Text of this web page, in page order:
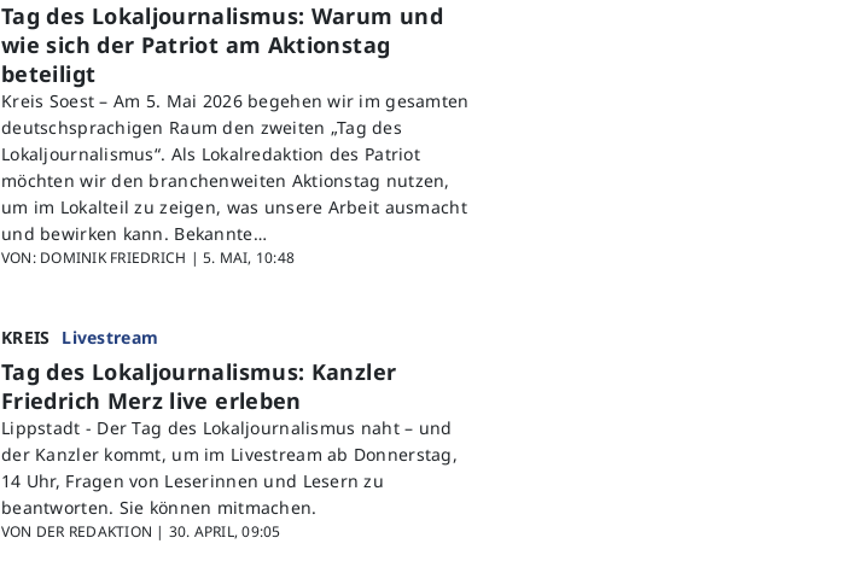
Tag des Lokaljournalismus: Warum und
wie sich der Patriot am Aktionstag
beteiligt
Kreis Soest – Am 5. Mai 2026 begehen wir im gesamten
deutschsprachigen Raum den zweiten „Tag des
Lokaljournalismus“. Als Lokalredaktion des Patriot
möchten wir den branchenweiten Aktionstag nutzen,
um im Lokalteil zu zeigen, was unsere Arbeit ausmacht
und bewirken kann. Bekannte…
VON: DOMINIK FRIEDRICH |5. MAI, 10:48
KREIS Livestream
Tag des Lokaljournalismus: Kanzler
Friedrich Merz live erleben
Lippstadt - Der Tag des Lokaljournalismus naht – und
der Kanzler kommt, um im Livestream ab Donnerstag,
14 Uhr, Fragen von Leserinnen und Lesern zu
beantworten. Sie können mitmachen.
VON DER REDAKTION | 30. APRIL, 09:05